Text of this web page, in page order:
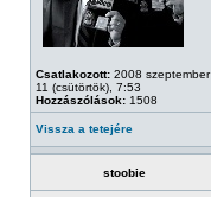
Csatlakozott: 2008 szeptember
11 (csütörtök), 7:53
Hozzászólások: 1508
Vissza a tetejére
stoobie